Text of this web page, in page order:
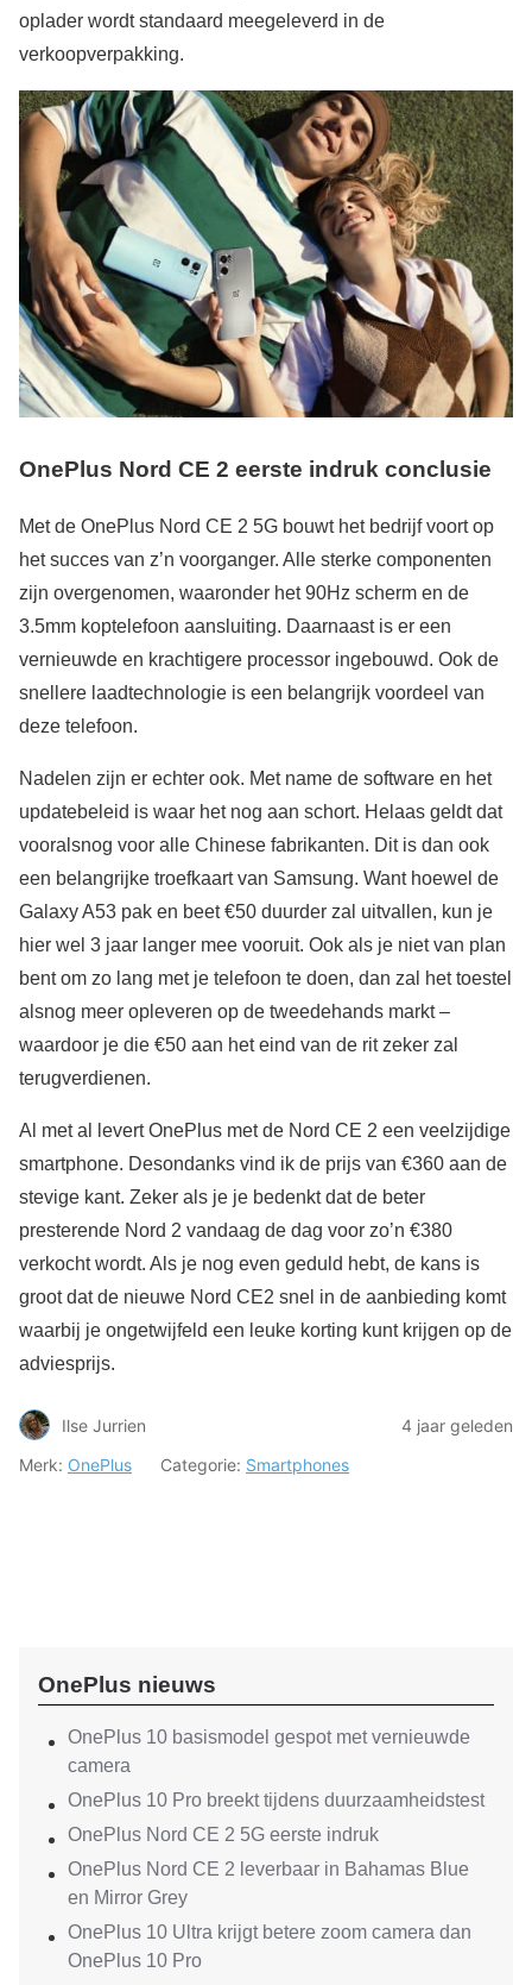
oplader wordt standaard meegeleverd in de
verkoopverpakking.
OnePlus Nord CE 2 eerste indruk conclusie
Met de OnePlus Nord CE 2 5G bouwt het bedrijf voort op
het succes van z’n voorganger. Alle sterke componenten
zijn overgenomen, waaronder het 90Hz scherm en de
3.5mm koptelefoon aansluiting. Daarnaast is er een
vernieuwde en krachtigere processor ingebouwd. Ook de
snellere laadtechnologie is een belangrijk voordeel van
deze telefoon.
Nadelen zijn er echter ook. Met name de software en het
updatebeleid is waar het nog aan schort. Helaas geldt dat
vooralsnog voor alle Chinese fabrikanten. Dit is dan ook
een belangrijke troefkaart van Samsung. Want hoewel de
Galaxy A53 pak en beet €50 duurder zal uitvallen, kun je
hier wel 3 jaar langer mee vooruit. Ook als je niet van plan
bent om zo lang met je telefoon te doen, dan zal het toestel
alsnog meer opleveren op de tweedehands markt –
waardoor je die €50 aan het eind van de rit zeker zal
terugverdienen.
Al met al levert OnePlus met de Nord CE 2 een veelzijdige
smartphone. Desondanks vind ik de prijs van €360 aan de
stevige kant. Zeker als je je bedenkt dat de beter
presterende Nord 2 vandaag de dag voor zo’n €380
verkocht wordt. Als je nog even geduld hebt, de kans is
groot dat de nieuwe Nord CE2 snel in de aanbieding komt
waarbij je ongetwijfeld een leuke korting kunt krijgen op de
adviesprijs.
Ilse Jurrien
4 jaar geleden
Merk: OnePlus Categorie: Smartphones
OnePlus nieuws
OnePlus 10 basismodel gespot met vernieuwde
camera
OnePlus 10 Pro breekt tijdens duurzaamheidstest
OnePlus Nord CE 2 5G eerste indruk
OnePlus Nord CE 2 leverbaar in Bahamas Blue
en Mirror Grey
OnePlus 10 Ultra krijgt betere zoom camera dan
OnePlus 10 Pro